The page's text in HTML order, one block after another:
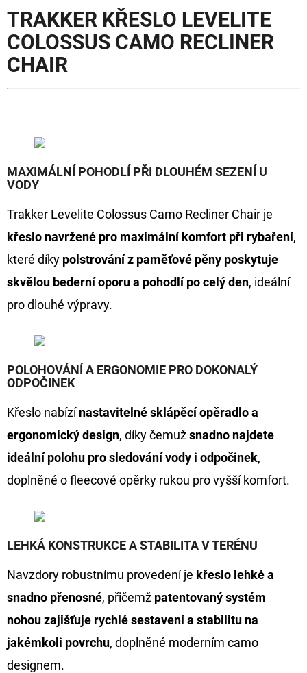
TRAKKER KŘESLO LEVELITE
COLOSSUS CAMO RECLINER
CHAIR
MAXIMÁLNÍ POHODLÍ PŘI DLOUHÉM SEZENÍ U
VODY
Trakker Levelite Colossus Camo Recliner Chair je
křeslo navržené pro maximální komfort při rybaření,
které díky polstrování z paměťové pěny poskytuje
skvělou bederní oporu a pohodlí po celý den, ideální
pro dlouhé výpravy.
POLOHOVÁNÍ A ERGONOMIE PRO DOKONALÝ
ODPOČINEK
Křeslo nabízínastavitelné sklápěcí opěradlo a
ergonomický design, díky čemužsnadno najdete
ideální polohu pro sledování vody i odpočinek,
doplněné o fleecové opěrky rukou pro vyšší komfort.
LEHKÁ KONSTRUKCE A STABILITA V TERÉNU
Navzdory robustnímu provedení je křeslo lehké a
snadno přenosné, přičemž patentovaný systém
nohou zajišťuje rychlé sestavení a stabilitu na
jakémkoli povrchu, doplněné moderním camo
designem.
O
R
U
Č
U
E
FOX
CARP
SUB
Kč
225
Kč